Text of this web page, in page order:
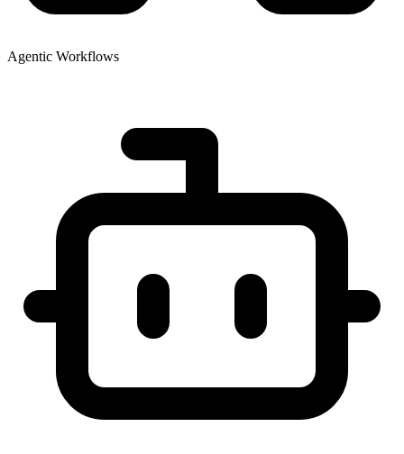
Agentic Workflows